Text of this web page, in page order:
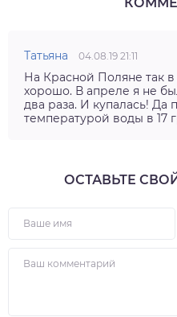
Татьяна 04.08.19 21:11
На Красной Поляне так
хорошо. В апреле я не
два раза. И купалась! Да
температурой воды в 17
ОСТАВЬТЕ